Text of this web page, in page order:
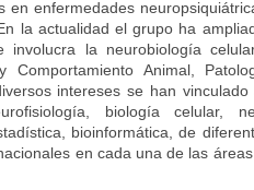
en enfermedades
la actualidad el grupo ha
la neurobiología
Animal,
intereses se han vinculado
biología celular,
bioinformática, de
en cada una de las